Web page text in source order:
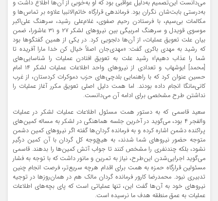
می‌دانست این‌تصمیم به‌دلیل عواقبی بود که او به‌خوبی از آن‌ها اطلاع داشت و
به‌درستی بابت‌شان نگران بود. فرماندهی قرارگاه خاتم‌الانبیا علاوه بر تماس‌ها و
مکالمات بی‌سیم، با فرستادن رحیم صفوی، غلام‌علی رشید، سرهنگ علی‌اکبر
موسوی قویدل و سرهنگ امربیگی بین نیروهای لشکر ۲۷ و ۳۱ عاشورا، ضمن
بیان علت تعویق عملیات، از آن‌ها دلجویی کرد. در یکی از همین گفتگوها بود
که رشید به مهدی باکری گفت: «مهدی‌جان اصلاً خیال کن خدا مارا آفریده تا
شما را عذاب دهیم!» رشید علت به تعویق افتادن عملیات را شناسایی‌های
[محمد] ابوشهاب و تعدادی از نیروهای واحد اطلاعات عملیات لشکر ۱۴ امام
حسین عنوان کرد که با راهنمایی بلدچی‌های حزب دموکرات کردستان، از غرب
کانی‌مانگا انجام داده بودند. اما همت دلیل اصلی تعویق مکرر آغاز عملیات را
نداشتن طرح مشخصی برای ادامه آن می‌دانست.
سعید قاسمی که به دستور همت مسئول اطلاعات عملیات لشکر در عملیات
والفجر ۴ بود، می‌گوید در آخرین جلسه هماهنگی در لشکر به مساله کمین‌های
پراکنده دشمن اشاره کرده و به فرمانده گردان‌ها گفته اگر نیروهای کمین دشمن
متوجه حضور نیروهای شما شدند، به هیچ‌وجه کل گردان با آن کمین درگیر
نشود، بلکه چندنفری را مشخص کنند تا جواب آتش کمین‌ها را بدهند. قاسمی
می‌گوید اجرایی‌شدن این‌طرح، نیاز به تمرین و مانور داشت که با توجه به فشار
مسئولین قرارگاه حمزه به همت برای اقدام هرچه سریع‌تر، فرصت انجام چنین
تدبیری نبود. محمدرضا کارور فرمانده گردان مالک هم در همان‌روزها در توجیه
نیروهای خود به آن‌ها گفت این، تنها عملیاتی است که پای بچه‌های اطلاعات
عملیات به عمق منطقه هدف ما نرسیده است.